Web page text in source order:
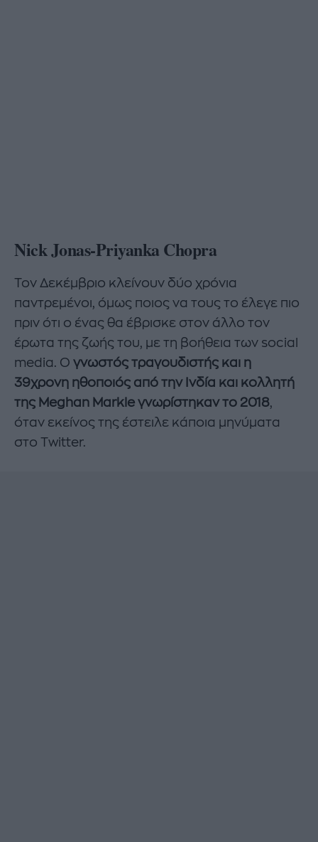
Nick Jonas-Priyanka Chopra
Τον Δεκέμβριο κλείνουν δύο χρόνια
παντρεμένοι, όμως ποιος να τους το έλεγε πιο
πριν ότι ο ένας θα έβρισκε στον άλλο τον
έρωτα της ζωής του, με τη βοήθεια των social
media. O γνωστός τραγουδιστής και η
39χρονη ηθοποιός από την Ινδία και κολλητή
της Meghan Markle γνωρίστηκαν το 2018,
όταν εκείνος της έστειλε κάποια μηνύματα
στο Twitter.